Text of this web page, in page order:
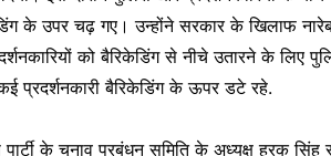
के उपर चढ़ गए। उन्होंने सरकार के खिलाफ
को बैरिकेडिंग से नीचे उतारने के लिए
प्रदर्शनकारी बैरिकेडिंग के ऊपर डटे रहे.
के चुनाव प्रबंधन समिति के अध्यक्ष हरक सिंह